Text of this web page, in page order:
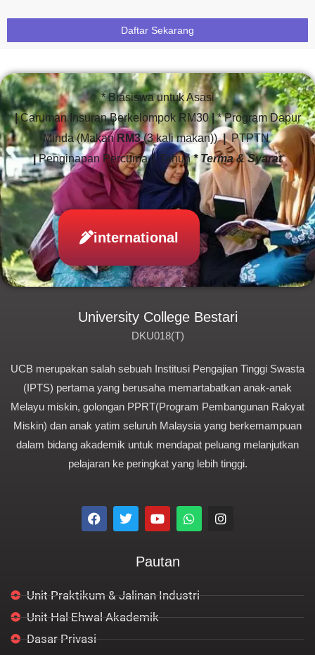
Daftar Sekarang
* Biasiswa untuk Asasi
|Caruman Insuran Berkelompok RM30 |* Program Dapur
Minda (Makan RM3(3 kali makan))|PTPTN
| Penginapan Percuma 1 Tahun* Terma & Syarat
international
University College Bestari
DKU018(T)
UCB merupakan salah sebuah Institusi Pengajian Tinggi Swasta
(IPTS) pertama yang berusaha memartabatkan anak-anak
Melayu miskin, golongan PPRT(Program Pembangunan Rakyat
Miskin) dan anak yatim seluruh Malaysia yang berkemampuan
dalam bidang akademik untuk mendapat peluang melanjutkan
pelajaran ke peringkat yang lebih tinggi.
F
a
k
T
w
Y
o
u
W
h
p
I
n
a
Pautan
Unit Praktikum & Jalinan Industri
Unit Hal Ehwal Akademik
Dasar Privasi